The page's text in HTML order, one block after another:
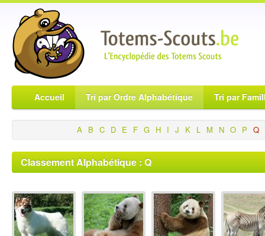
Accueil Tri par Ordre Alphabétique Tri par
A B C D E F G H I J K L M N O P Q
Classement Alphabétique : Q